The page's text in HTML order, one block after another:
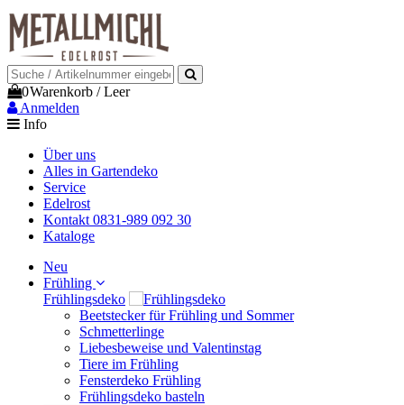
0Warenkorb /Leer
Anmelden
Info
Über uns
Alles in Gartendeko
Service
Edelrost
Kontakt 0831-989 092 30
Kataloge
Neu
Frühling
Frühlingsdeko
Beetstecker für Frühling und Sommer
Schmetterlinge
Liebesbeweise und Valentinstag
Tiere im Frühling
Fensterdeko Frühling
Frühlingsdeko basteln